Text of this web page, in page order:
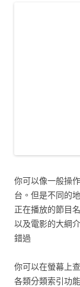
你可以像一般操
台。但是不同的
正在播放的節目
以及電影的大綱
錯過
你可以在螢幕上
各類分類索引功